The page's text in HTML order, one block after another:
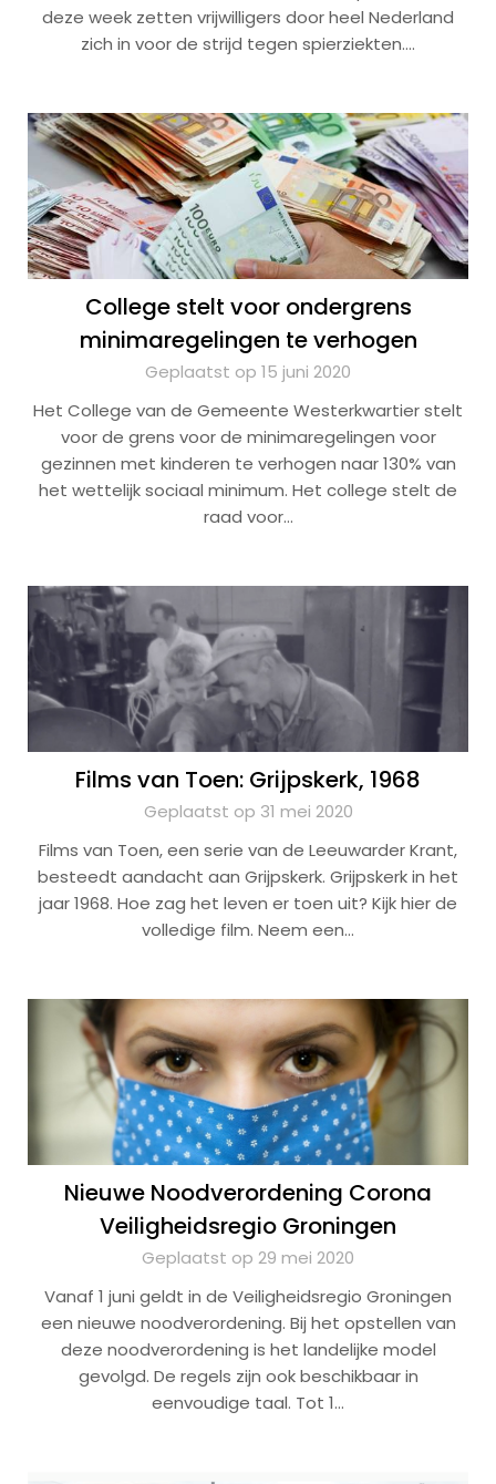
deze week zetten vrijwilligers door heel Nederland
zich in voor de strijd tegen spierziekten….
College stelt voor ondergrens
minimaregelingen te verhogen
Geplaatst op 15 juni 2020
Het College van de Gemeente Westerkwartier stelt
voor de grens voor de minimaregelingen voor
gezinnen met kinderen te verhogen naar 130% van
het wettelijk sociaal minimum. Het college stelt de
raad voor…
Films van Toen: Grijpskerk, 1968
Geplaatst op 31 mei 2020
Films van Toen, een serie van de Leeuwarder Krant,
besteedt aandacht aan Grijpskerk. Grijpskerk in het
jaar 1968. Hoe zag het leven er toen uit? Kijk hier de
volledige film. Neem een…
Nieuwe Noodverordening Corona
Veiligheidsregio Groningen
Geplaatst op 29 mei 2020
Vanaf 1 juni geldt in de Veiligheidsregio Groningen
een nieuwe noodverordening. Bij het opstellen van
deze noodverordening is het landelijke model
gevolgd. De regels zijn ook beschikbaar in
eenvoudige taal. Tot 1…